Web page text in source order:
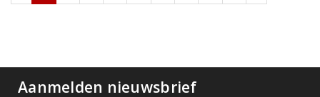
Aanmelden nieuwsbrief